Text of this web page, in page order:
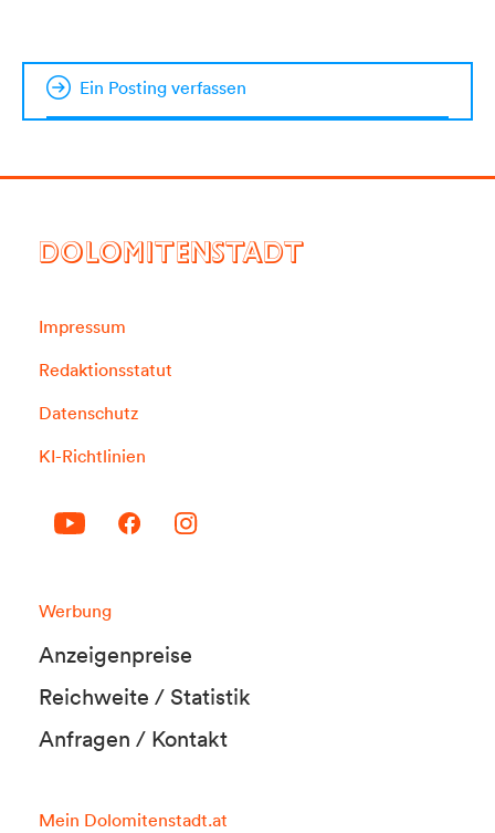
Ein Posting verfassen
DOLOMITENSTADT
Impressum
Redaktionsstatut
Datenschutz
KI-Richtlinien
Werbung
Anzeigenpreise
Reichweite / Statistik
Anfragen / Kontakt
Mein Dolomitenstadt.at